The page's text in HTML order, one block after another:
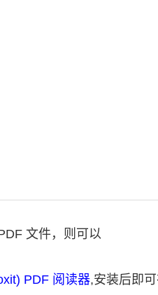
文件，则可以
PDF 阅读器,安装后即